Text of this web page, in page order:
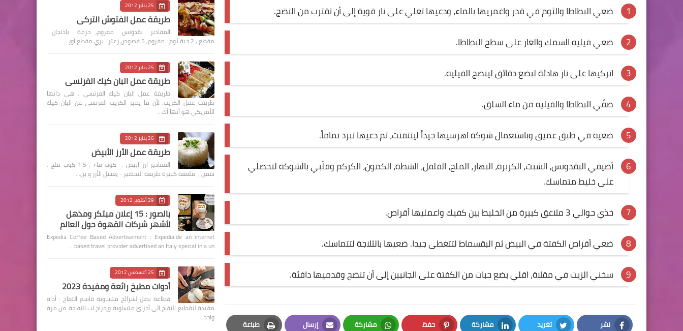
ضعي البطاطا والثوم في قدر واغمريها بالماء، ودعيها تغلي على نار قوية إلى أن تقترب من النضج.
ضعي فيليه السمك والغار على سطح البطاطا.
اتركيها على نار هادئة لبضع دقائق لينضج الفيليه.
صفّي البطاطا والفيليه من ماء السلق.
ضعيه في طبق عميق وباستعمال شوكة اهرسيها جيداً ليتتفتت، ثم دعيها تبرد تماماً.
أضيفي البقدونس، الشبت، الكزبرة، البهار، الملح، الفلفل، الشطة، الكمون، الكركم وقلّبي بالشوكة لتحصلي
على خليط متماسك.
خذي حوالي 3 ملاعق كبيرة من الخليط بين كفيك واعمليها أقراص.
ضعي أقراص الكفتة في البيض ثم البقسماط لتتغطى جيدا. ضعيها بالثلاجة لتتماسك.
سخني الزيت في مقلاة، اقلي بضع حبات من الكفتة على الجانبين إلى أن تنضج وقدميها دافئة.
نشر تغريد مشاركة حفظ مشاركة إرسال طباعة
25 يناير 2012
طريقة عمل الفتوش التركي
المقادير بقدونس مفروم, حزمة باذنجان
مقطع , 2 حبة ثوم مفروم, 5 فصوص زعتر بري مقطع أور…
25 يناير 2012
طريقة عمل البان كيك الفرنسي
طريقة عمل البان كيك الفرنسي , هي ذاتها
طريقة عمل الكريب, لأن ما يميز الكريب الفرنسي عن البان كيك
الأمريكي هو أنها أك…
26 يناير 2012
طريقة عمل الأرز الأبيض
المقادير ارز ابيض , كوب ماء , 1.5 كوب ملح ,
سمن , ملعقة كبيرة طريقة التحضير - يغسل الأرز و ين…
29 أكتوبر 2012
بالصور : 15 إعلان مبتكر ومذهل
لأشهر شركات القهوة حول العالم
Expedia Coffee Based Advertisement : Expedia.de an internet
based travel provider advertised an Italy special in a un…
25 أغسطس 2012
أدوات مطبخ رائعة ومفيدة 2023
قطاعة بصل لشرائح متساوية قاسم التفاح : أداة
مفيدة لتقطيع التفاح الى أجزائ متساوية وإخراج لب التفاحة من مرة
واحد…